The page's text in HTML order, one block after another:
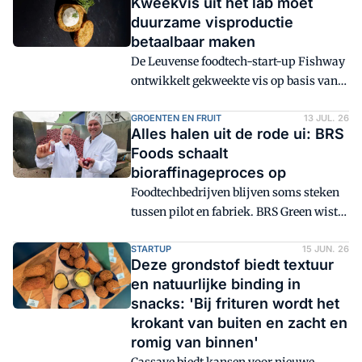
duurzame visproductie
betaalbaar maken
De Leuvense foodtech-start-up Fishway
ontwikkelt gekweekte vis op basis van
baars, als duurzaam alternatief voor
traditionele visserij en aquacultuur. In
bioreactoren groeien deze cellen uit tot
een eiwitrijk visingrediënt, initieel
bedoeld voor toepassingen in petfood.
Op termijn onderzoekt het bedrijf ook
afhankelijk van regelgeving en verdere
opschaling.
GROENTEN EN FRUIT 13 JUL. 26
Alles halen uit de rode ui: BRS
Foods schaalt
bioraffinageproces op
Foodtechbedrijven blijven soms steken
tussen pilot en fabriek. BRS Green wist
onderweg nieuwe toepassingen voor
eiwitten, vezels en siropen uit
plantaardige grondstoffen zoals rode ui.
Volledige verwaarding van biomassa
levert ingrediënten op die aanhaken bij
trends zoals vezelverrijking en hybride
STARTUP 15 JUN. 26
Deze grondstof biedt textuur
en natuurlijke binding in
snacks: 'Bij frituren wordt het
krokant van buiten en zacht en
romig van binnen'